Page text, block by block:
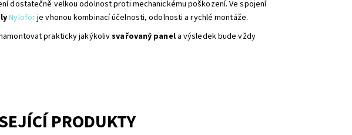
dostatečně velkou odolnost proti mechanickému poškození. Ve spojení
Nyloforje vhonou kombinací účelnosti, odolnosti a rychlé montáže.
prakticky jakýkolivsvařovaný panel a výsledek bude vždy
PRODUKTY